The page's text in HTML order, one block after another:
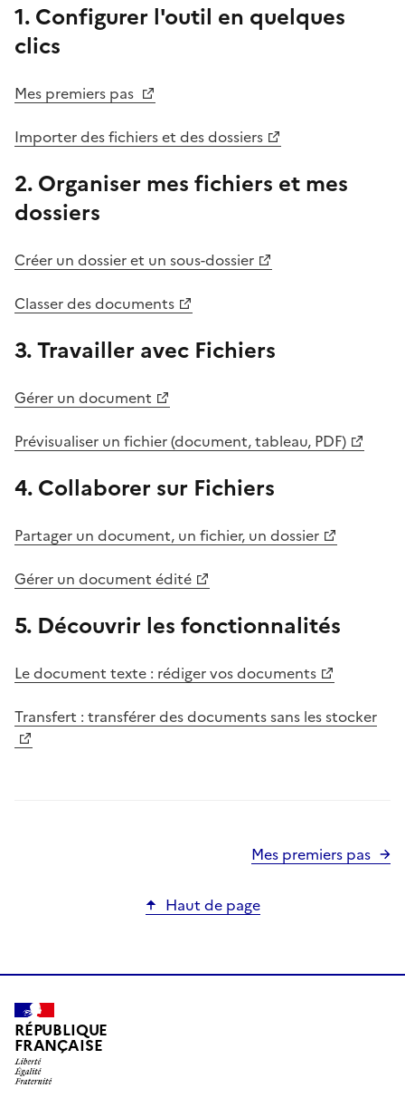
1. Configurer l'outil en quelques
clics
Mes premiers pas
Importer des fichiers et des dossiers
2. Organiser mes fichiers et mes
dossiers
Créer un dossier et un sous-dossier
Classer des documents
3. Travailler avec Fichiers
Gérer un document
Prévisualiser un fichier (document, tableau, PDF)
4. Collaborer sur Fichiers
Partager un document, un fichier, un dossier
Gérer un document édité
5. Découvrir les fonctionnalités
Le document texte : rédiger vos documents
Transfert : transférer des documents sans les stocker
Mes premiers pas
Haut de page
RÉPUBLIQUE
FRANÇAISE